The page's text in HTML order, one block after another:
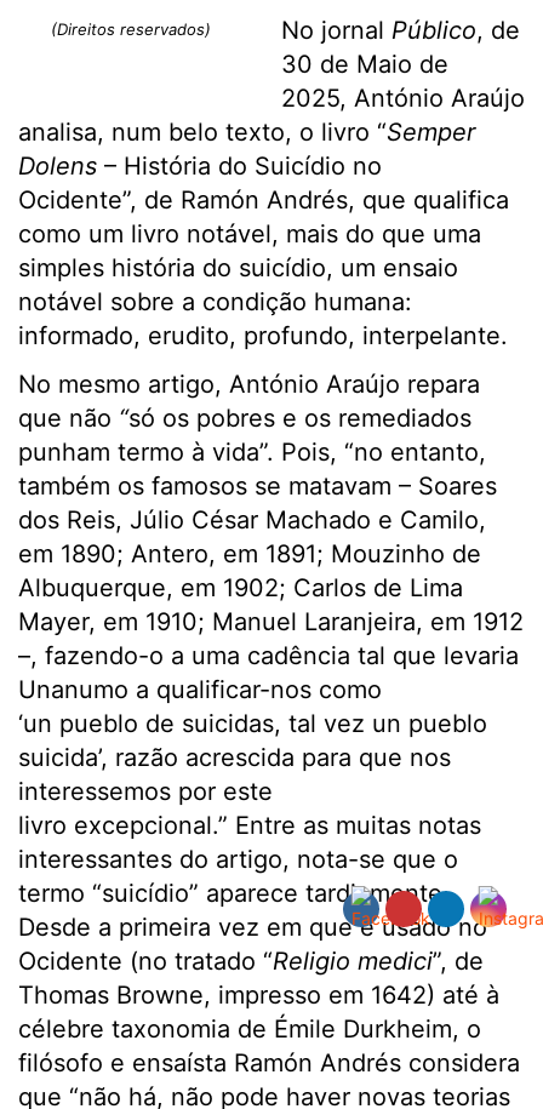
(Direitos reservados) No jornal Público, de
30 de Maio de
2025, António Araújo
analisa, num belo texto, o livro “Semper
Dolens – História do Suicídio no
Ocidente”, de Ramón Andrés, que qualifica
como um livro notável, mais do que uma
simples história do suicídio, um ensaio
notável sobre a condição humana:
informado, erudito, profundo, interpelante.
No mesmo artigo, António Araújo repara
que não “só os pobres e os remediados
punham termo à vida”. Pois, “no entanto,
também os famosos se matavam – Soares
dos Reis, Júlio César Machado e Camilo,
em 1890; Antero, em 1891; Mouzinho de
Albuquerque, em 1902; Carlos de Lima
Mayer, em 1910; Manuel Laranjeira, em 1912
–, fazendo-o a uma cadência tal que levaria
Unanumo a qualificar-nos como
‘un pueblo de suicidas, tal vez un pueblo
suicida’, razão acrescida para que nos
interessemos por este
livro excepcional.” Entre as muitas notas
interessantes do artigo, nota-se que o
termo “suicídio” aparece tardiamente.
Desde a primeira vez em que é usado no
Ocidente (no tratado “Religio medici”, de
Thomas Browne, impresso em 1642) até à
célebre taxonomia de Émile Durkheim, o
filósofo e ensaísta Ramón Andrés considera
que “não há, não pode haver novas teorias